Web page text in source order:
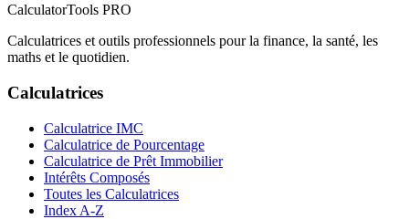
CalculatorTools PRO
Calculatrices et outils professionnels pour la finance, la santé, les
maths et le quotidien.
Calculatrices
Calculatrice IMC
Calculatrice de Pourcentage
Calculatrice de Prêt Immobilier
Intérêts Composés
Toutes les Calculatrices
Index A-Z